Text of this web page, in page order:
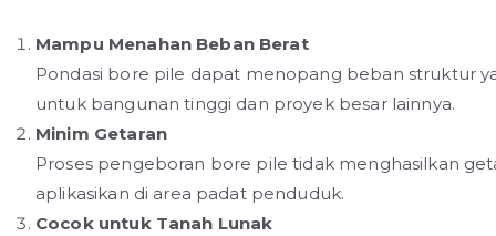
Mampu Menahan Beban Berat
Pondasi bore pile dapat menopang beban struktur
untuk bangunan tinggi dan proyek besar lainnya.
Minim Getaran
Proses pengeboran bore pile tidak menghasilkan
aplikasikan di area padat penduduk.
Cocok untuk Tanah Lunak